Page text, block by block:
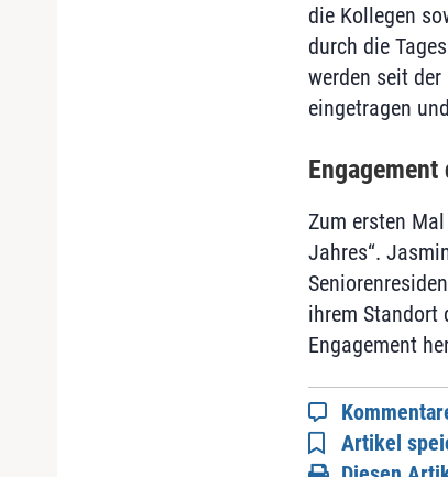
die Kollegen
durch die
werden seit
eingetragen
Zum ersten
Jahres“.
ihrem Standort
Engagement
Artikel